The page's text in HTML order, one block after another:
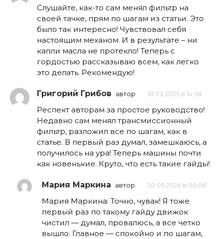
Слушайте, как-то сам менял фильтр на
своей тачке, прям по шагам из статьи. Это
было так интересно! Чувствовал себя
настоящим механом. И в результате – ни
капли масла не протекло! Теперь с
гордостью рассказываю всем, как легко
это делать. Рекомендую!
Григорий Грибов автор 18.03.2025 в 14:58
Респект авторам за простое руководство!
Недавно сам менял трансмиссионный
фильтр, разложил все по шагам, как в
статье. В первый раз думал, замешкаюсь, а
получилось на ура! Теперь машины почти
как новенькие. Круто, что есть такие гайды!
Мария Маркина автор 30.05.2026 в 06:08
Мария Маркина: Точно, чувак! Я тоже
первый раз по такому гайду движок
чистил — думал, провалюсь, а все четко
вышло. Главное — спокойно и по шагам,